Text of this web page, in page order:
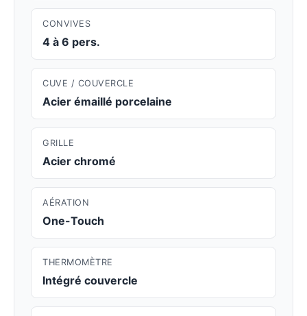
CONVIVES
4 à 6 pers.
CUVE / COUVERCLE
Acier émaillé porcelaine
GRILLE
Acier chromé
AÉRATION
One-Touch
THERMOMÈTRE
Intégré couvercle